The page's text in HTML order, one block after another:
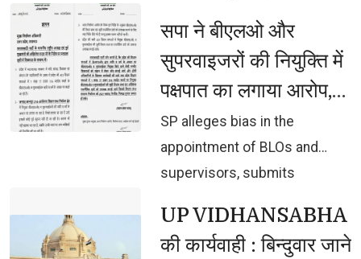
with respect: Chief Minister
Yogi Adityanath
सपा ने बीएलओ और
सुपरवाइजरों की नियुक्ति में
पक्षपात का लगाया आरोप,
चुनाव आयोग को सौंपा
ज्ञापन, जांच की मांग
SP alleges bias in the
appointment of BLOs and
supervisors, submits
Commission, demands
investigation
UP VIDHANSABHA
की कार्यवाही : बिन्दुवार जाने